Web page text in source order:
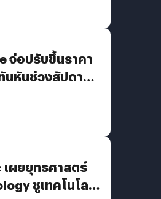
จ่อปรับขึ้นราคา
นหันช่วงสัปดาห์ที่
เผยยุทธศาสตร์
ชูเทคโนโลยี